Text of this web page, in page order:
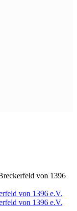
von 1396